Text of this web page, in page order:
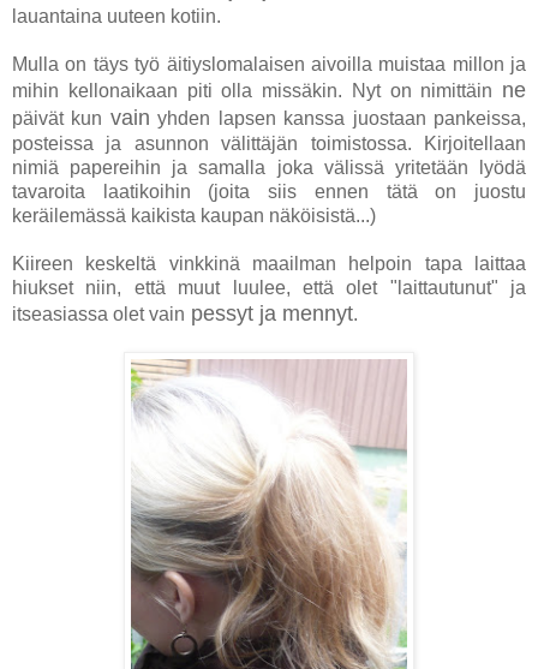
lauantaina uuteen kotiin.
Mulla on täys työ äitiyslomalaisen aivoilla muistaa millon ja
mihin kellonaikaan piti olla missäkin. Nyt on nimittäin ne
päivät kun vain yhden lapsen kanssa juostaan pankeissa,
posteissa ja asunnon välittäjän toimistossa. Kirjoitellaan
nimiä papereihin ja samalla joka välissä yritetään lyödä
tavaroita laatikoihin (joita siis ennen tätä on juostu
keräilemässä kaikista kaupan näköisistä...)
Kiireen keskeltä vinkkinä maailman helpoin tapa laittaa
hiukset niin, että muut luulee, että olet "laittautunut" ja
itseasiassa olet vain pessyt ja mennyt.